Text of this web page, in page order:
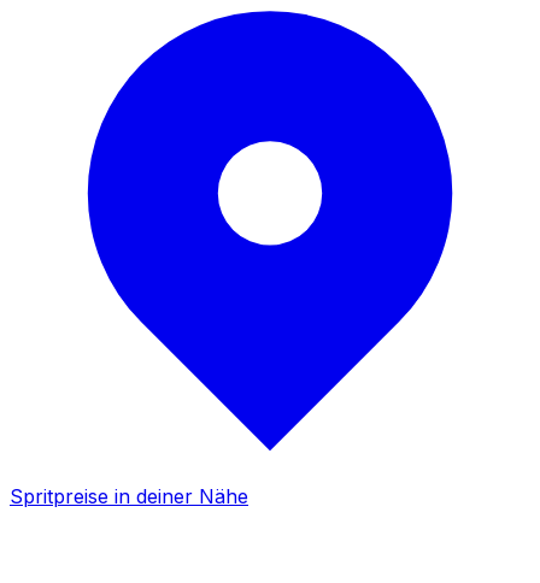
Spritpreise in deiner Nähe